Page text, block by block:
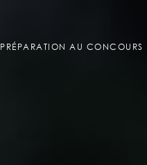
PRÉPARATION AU CONCOURS